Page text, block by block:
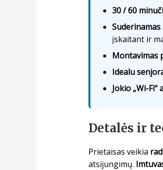
30 / 60
įskaitant ir
Montavimas
Idealu
Jokio „Wi-
Detalės ir
Prietaisas veikia
atsijungimų.